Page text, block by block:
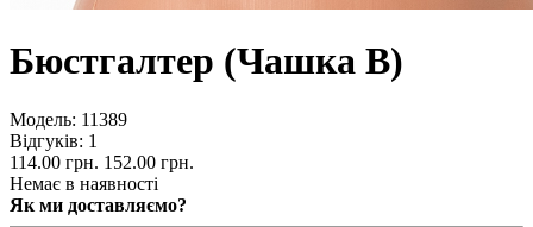
Бюстгалтер (Чашка В)
Модель: 11389
Відгуків: 1
114.00 грн. 152.00 грн.
Немає в наявності
Як ми доставляємо?